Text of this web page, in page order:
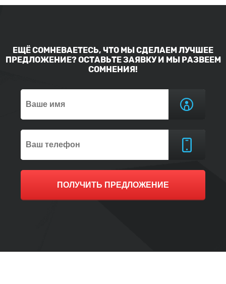
ЕЩЁ СОМНЕВАЕТЕСЬ, ЧТО МЫ СДЕЛАЕМ ЛУЧШЕЕ
ПРЕДЛОЖЕНИЕ? ОСТАВЬТЕ ЗАЯВКУ И МЫ РАЗВЕЕМ
СОМНЕНИЯ!
ПОЛУЧИТЬ ПРЕДЛОЖЕНИЕ